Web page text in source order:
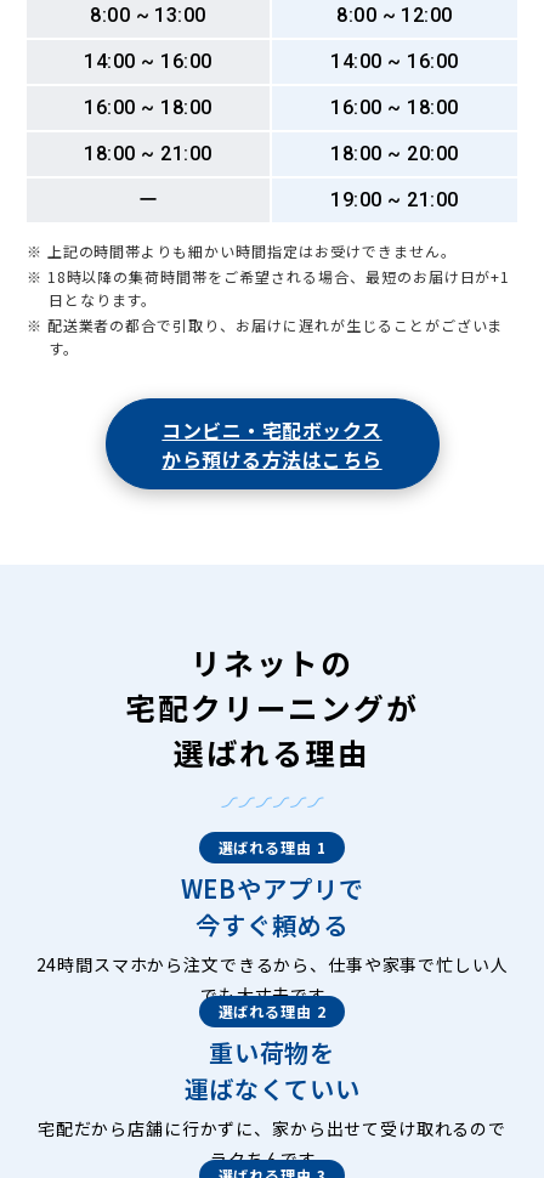
8:00 ~ 13:00
8:00 ~ 12:00
14:00 ~ 16:00
14:00 ~ 16:00
16:00 ~ 18:00
16:00 ~ 18:00
18:00 ~ 21:00
18:00 ~ 20:00
ー
19:00 ~ 21:00
※ 上記の時間帯よりも細かい時間指定はお受けできません。
※ 18時以降の集荷時間帯をご希望される場合、最短のお届け日が+1
日となります。
※ 配送業者の都合で引取り、お届けに遅れが生じることがございま
す。
コンビニ・宅配ボックス
から預ける方法はこちら
リネットの
宅配クリーニングが
選ばれる理由
選ばれる理由 1
WEBやアプリで
今すぐ頼める
24時間スマホから注文できるから、仕事や家事で忙しい人
でも大丈夫です。
選ばれる理由 2
重い荷物を
運ばなくていい
宅配だから店舗に行かずに、家から出せて受け取れるので
ラクちんです。